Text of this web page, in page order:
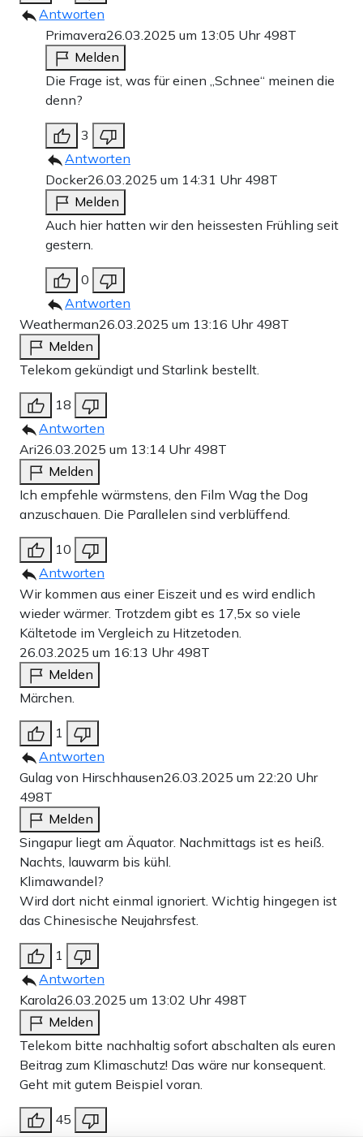
Antworten
Primavera26.03.2025 um 13:05 Uhr 498T
Melden
Die Frage ist, was für einen „Schnee“ meinen die
denn?
3
Antworten
Docker26.03.2025 um 14:31 Uhr 498T
Melden
Auch hier hatten wir den heissesten Frühling seit
gestern.
0
Antworten
Weatherman26.03.2025 um 13:16 Uhr 498T
Melden
Telekom gekündigt und Starlink bestellt.
18
Antworten
Ari26.03.2025 um 13:14 Uhr 498T
Melden
Ich empfehle wärmstens, den Film Wag the Dog
anzuschauen. Die Parallelen sind verblüffend.
10
Antworten
Wir kommen aus einer Eiszeit und es wird endlich
wieder wärmer. Trotzdem gibt es 17,5x so viele
Kältetode im Vergleich zu Hitzetoden.
26.03.2025 um 16:13 Uhr 498T
Melden
Märchen.
1
Antworten
Gulag von Hirschhausen26.03.2025 um 22:20 Uhr
498T
Melden
Singapur liegt am Äquator. Nachmittags ist es heiß.
Nachts, lauwarm bis kühl.
Klimawandel?
Wird dort nicht einmal ignoriert. Wichtig hingegen ist
das Chinesische Neujahrsfest.
1
Antworten
Karola26.03.2025 um 13:02 Uhr 498T
Melden
Telekom bitte nachhaltig sofort abschalten als euren
Beitrag zum Klimaschutz! Das wäre nur konsequent.
Geht mit gutem Beispiel voran.
45